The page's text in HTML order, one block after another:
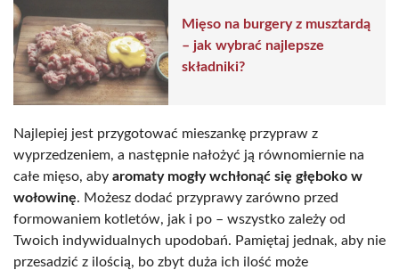
Mięso na burgery z musztardą
– jak wybrać najlepsze
składniki?
Najlepiej jest przygotować mieszankę przypraw z
wyprzedzeniem, a następnie nałożyć ją równomiernie na
całe mięso, aby aromaty mogły wchłonąć się głęboko w
wołowinę. Możesz dodać przyprawy zarówno przed
formowaniem kotletów, jak i po – wszystko zależy od
Twoich indywidualnych upodobań. Pamiętaj jednak, aby nie
przesadzić z ilością, bo zbyt duża ich ilość może